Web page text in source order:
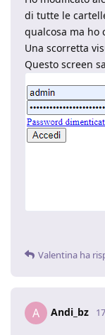
di tutte le
qualcosa ma ho
Una scorretta
Questo screen
Valentina ha
A Andi_bz